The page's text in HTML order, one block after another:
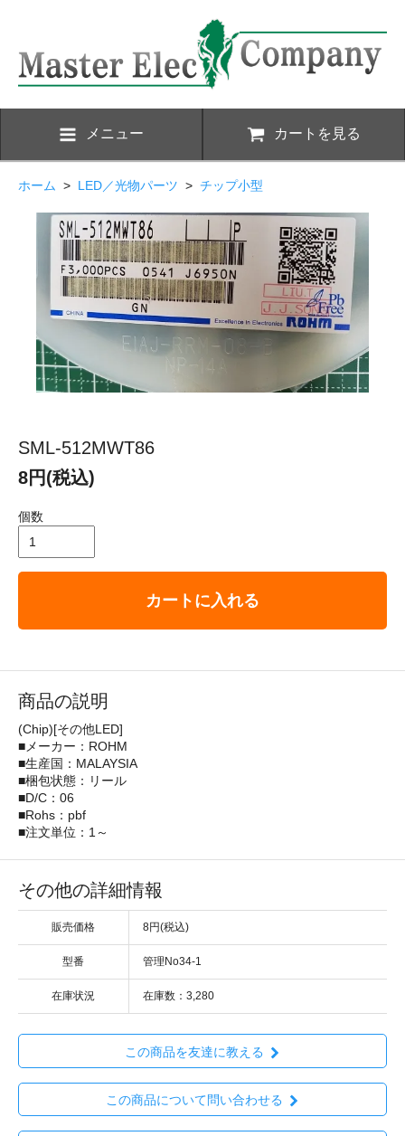
メニュー カートを見る
ホーム > LED／光物パーツ > チップ小型
SML-512MWT86
8円(税込)
個数
カートに入れる
商品の説明
(Chip)[その他LED]
■メーカー：ROHM
■生産国：MALAYSIA
■梱包状態：リール
■D/C：06
■Rohs：pbf
■注文単位：1～
その他の詳細情報
販売価格 8円(税込)
型番 管理No34-1
在庫状況 在庫数：3,280
この商品を友達に教える
この商品について問い合わせる